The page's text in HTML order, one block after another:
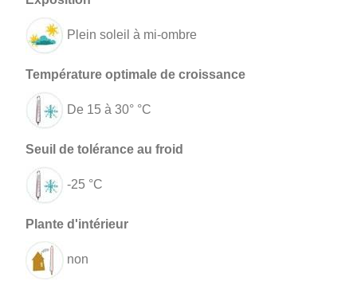
Plein soleil à mi-ombre
De 15 à 30° °C
-25 °C
non